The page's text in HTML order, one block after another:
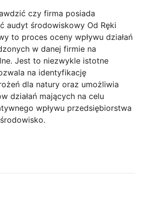
czy firma posiada
audyt środowiskowy Od Ręki
to proces oceny wpływu działań
w danej firmie na
Jest to niezwykle istotne
na identyfikację
dla natury oraz umożliwia
działań mających na celu
wpływu przedsiębiorstwa